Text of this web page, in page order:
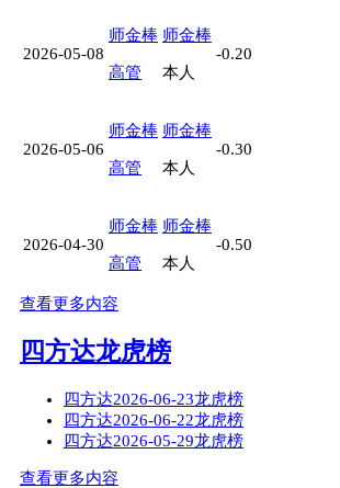
2026-05-08
师金棒
高管
师金棒
本人
-0.20
2026-05-06
师金棒
高管
师金棒
本人
-0.30
2026-04-30
师金棒
高管
师金棒
本人
-0.50
查看更多内容
四方达龙虎榜
四方达2026-06-23龙虎榜
四方达2026-06-22龙虎榜
四方达2026-05-29龙虎榜
查看更多内容